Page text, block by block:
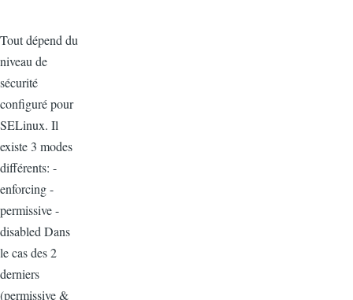
Tout dépend du
niveau de
sécurité
configuré pour
SELinux. Il
existe 3 modes
différents: -
enforcing -
permissive -
disabled Dans
le cas des 2
derniers
(permissive &